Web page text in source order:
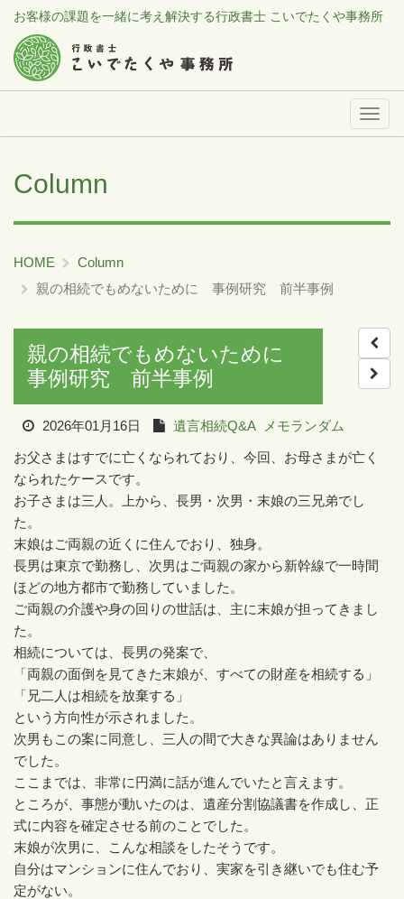
お客様の課題を一緒に考え解決する行政書士 こいでたくや事務所
メ
Column
HOME
Column
親の相続でもめないために 事例研究 前半事例
親の相続でもめないために
事例研究 前半事例
2026年01月16日 遺言相続Q&A メモランダム
お父さまはすでに亡くなられており、今回、お母さまが亡く
なられたケースです。
お子さまは三人。上から、長男・次男・末娘の三兄弟でし
た。
末娘はご両親の近くに住んでおり、独身。
長男は東京で勤務し、次男はご両親の家から新幹線で一時間
ほどの地方都市で勤務していました。
ご両親の介護や身の回りの世話は、主に末娘が担ってきまし
た。
相続については、長男の発案で、
「両親の面倒を見てきた末娘が、すべての財産を相続する」
「兄二人は相続を放棄する」
という方向性が示されました。
次男もこの案に同意し、三人の間で大きな異論はありません
でした。
ここまでは、非常に円満に話が進んでいたと言えます。
ところが、事態が動いたのは、遺産分割協議書を作成し、正
式に内容を確定させる前のことでした。
末娘が次男に、こんな相談をしたそうです。
自分はマンションに住んでおり、実家を引き継いでも住む予
定がない。